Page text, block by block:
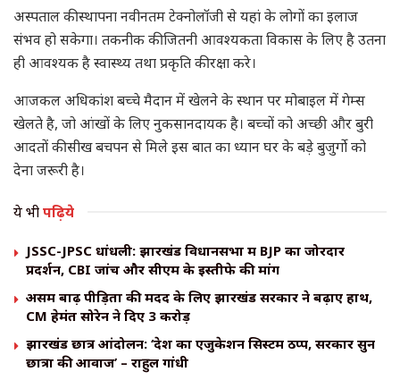
अस्पताल की स्थापना नवीनतम टेक्नोलॉजी से यहां के लोगों का इलाज
संभव हो सकेगा। तकनीक की जितनी आवश्यकता विकास के लिए है उतना
ही आवश्यक है स्वास्थ्य तथा प्रकृति की रक्षा करे।
आजकल अधिकांश बच्चे मैदान में खेलने के स्थान पर मोबाइल में गेम्स
खेलते है, जो आंखों के लिए नुकसानदायक है। बच्चों को अच्छी और बुरी
आदतों की सीख बचपन से मिले इस बात का ध्यान घर के बड़े बुजुर्गो को
देना जरूरी है।
ये भीपढ़िये
JSSC-JPSC धांधली: झारखंड विधानसभा में BJP का जोरदार
प्रदर्शन, CBI जांच और सीएम के इस्तीफे की मांग
असम बाढ़ पीड़ितों की मदद के लिए झारखंड सरकार ने बढ़ाए हाथ,
CM हेमंत सोरेन ने दिए ₹3 करोड़
झारखंड छात्र आंदोलन: ‘देश का एजुकेशन सिस्टम ठप्प, सरकारें सुनें
छात्रों की आवाज’ – राहुल गांधी